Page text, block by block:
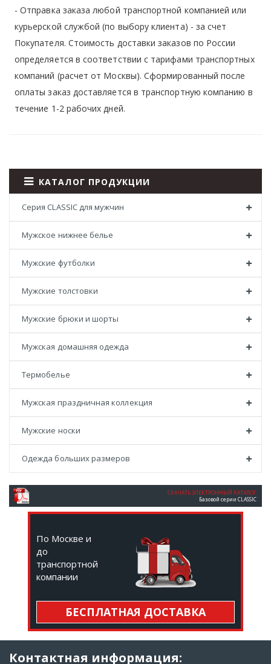
- Отправка заказа любой транспортной компанией или
курьерской службой (по выбору клиента) - за счет
Покупателя. Стоимость доставки заказов по России
определяется в соответствии с тарифами транспортных
компаний (расчет от Москвы). Сформированный после
оплаты заказ доставляется в транспортную компанию в
течение 1-2 рабочих дней.
КАТАЛОГ ПРОДУКЦИИ
Серия CLASSIC для мужчин
Мужское нижнее белье
Мужские футболки
Мужские толстовки
Мужские брюки и шорты
Мужская домашняя одежда
Термобелье
Мужская праздничная коллекция
Мужские носки
Одежда больших размеров
СКАЧАТЬ ЭЛЕКТРОННЫЙ КАТАЛОГ
Базовой серии CLASSIC
По Москве и
до
транспортной
компании
БЕСПЛАТНАЯ ДОСТАВКА
Контактная информация: